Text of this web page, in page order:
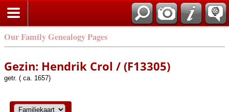
Our Family Genealogy Pages
Gezin: Hendrik Crol / (F13305)
getr. ( ca. 1657)